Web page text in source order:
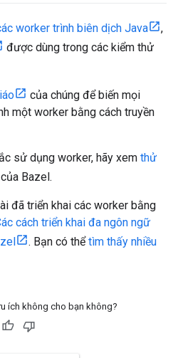
worker trình biên dịch Java
,
được dùng trong các kiểm thử
của chúng để biến mọi
một worker bằng cách truyền
sử dụng worker, hãy xem thử
của Bazel.
đã triển khai các worker bằng
cách triển khai đa ngôn ngữ
. Bạn có thểtìm thấy nhiều
ích không cho bạn không?